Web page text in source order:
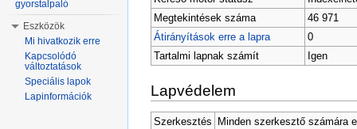
Megtekintések száma
46 971
Átirányítások erre a lapra
0
Tartalmi lapnak számít
Igen
Lapvédelem
Szerkesztés
Minden szerkesztő számára
gyorstalpaló
Eszközök
Mi hivatkozik erre
Kapcsolódó
változtatások
Speciális lapok
Lapinformációk